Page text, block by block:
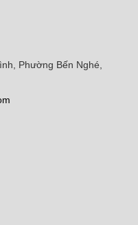
Phường Bến Nghé,